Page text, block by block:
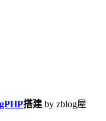
搭建 by zblog屋